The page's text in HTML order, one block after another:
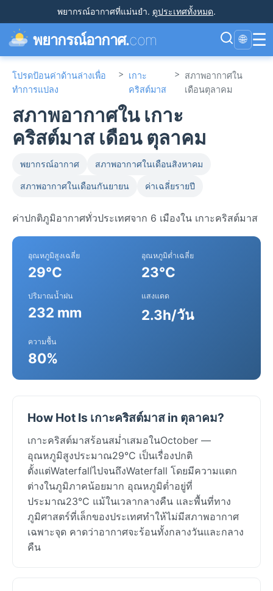
พยากรณ์อากาศที่แม่นยำ. ดูประเทศทั้งหมด.
พยากรณ์อากาศ.com 🌐 ☰
โปรดป้อนค่าด้านล่างเพื่อ
ทำการแปลง
> เกาะ
คริสต์มาส
> สภาพอากาศใน
เดือนตุลาคม
สภาพอากาศใน เกาะ
คริสต์มาส เดือน ตุลาคม
พยากรณ์อากาศ สภาพอากาศในเดือนสิงหาคม
สภาพอากาศในเดือนกันยายน ค่าเฉลี่ยรายปี
ค่าปกติภูมิอากาศทั่วประเทศจาก 6 เมืองใน เกาะคริสต์มาส
อุณหภูมิสูงเฉลี่ย
29°C
อุณหภูมิต่ำเฉลี่ย
23°C
ปริมาณน้ำฝน
232 mm
แสงแดด
2.3h/วัน
ความชื้น
80%
How Hot Is เกาะคริสต์มาส in ตุลาคม?
เกาะคริสต์มาสร้อนสม่ำเสมอในOctober —
อุณหภูมิสูงประมาณ29°C เป็นเรื่องปกติ
ตั้งแต่WaterfallไปจนถึงWaterfall โดยมีความแตก
ต่างในภูมิภาคน้อยมาก อุณหภูมิต่ำอยู่ที่
ประมาณ23°C แม้ในเวลากลางคืน และพื้นที่ทาง
ภูมิศาสตร์ที่เล็กของประเทศทำให้ไม่มีสภาพอากาศ
เฉพาะจุด คาดว่าอากาศจะร้อนทั้งกลางวันและกลาง
คืน